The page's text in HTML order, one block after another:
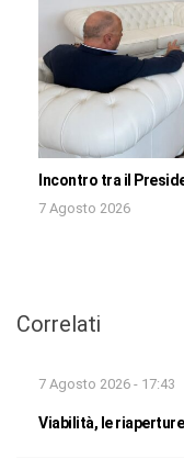
Incontro tra il
7 Agosto 2026
Correlati
7 Agosto 2026 - 17:43
Viabilità, le